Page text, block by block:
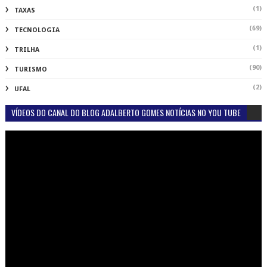
TAXAS (1)
TECNOLOGIA (69)
TRILHA (1)
TURISMO (90)
UFAL (2)
VÍDEOS DO CANAL DO BLOG ADALBERTO GOMES NOTÍCIAS NO YOU TUBE